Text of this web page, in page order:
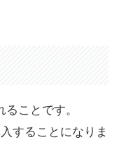
ことです。
することになりま